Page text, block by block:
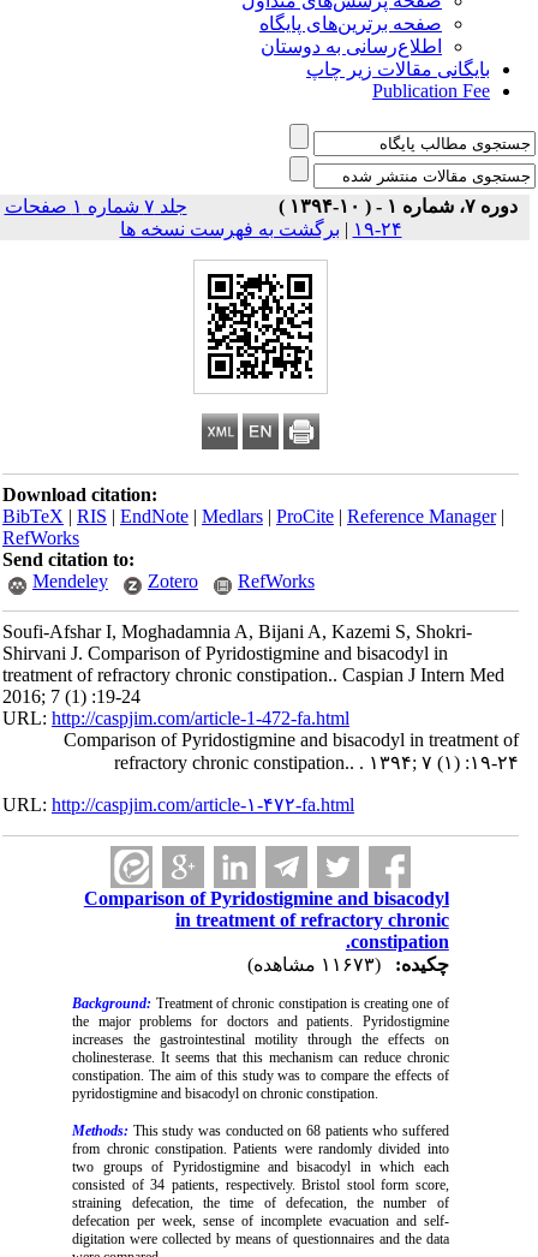
صفحه برترین‌های پایگاه
اطلاع‌رسانی به دوستان
بایگانی مقالات زیر چاپ
Publication Fee
دوره ۷، شماره ۱ - ( ۱۰-۱۳۹۴ )
جلد ۷ شماره ۱ صفحات
۲۴-۱۹
| برگشت به فهرست نسخه ها
Download citation:
BibTeX|RIS|EndNote|Medlars|ProCite|Reference Manager
RefWorks
Send citation to:
Mendeley
Zotero RefWorks
Soufi-Afshar I, Moghadamnia A, Bijani A, Kazemi S, Shokri-
Shirvani J. Comparison of Pyridostigmine and bisacodyl in
treatment of refractory chronic constipation.. Caspian J Intern Med
2016; 7 (1) :19-24
URL:http://caspjim.com/article-1-472-fa.html
Comparison of Pyridostigmine and bisacodyl in treatment of
refractory chronic constipation.. . ۱۳۹۴; ۷ (۱) :۱۹-۲۴
URL:http://caspjim.com/article-۱-۴۷۲-fa.html
Comparison of Pyridostigmine and bisacodyl
in treatment of refractory chronic
constipation.
چکیده:
Background:Treatment of chronic constipation is creating one of
the major problems for doctors and patients. Pyridostigmine
increases the gastrointestinal motility through the effects on
cholinesterase. It seems that this mechanism can reduce chronic
constipation. The aim of this study was to compare the effects of
pyridostigmine and bisacodyl on chronic constipation.
Methods:This study was conducted on 68 patients who suffered
from chronic constipation. Patients were randomly divided into
two groups of Pyridostigmine and bisacodyl in which each
consisted of 34 patients, respectively. Bristol stool form score,
straining defecation, the time of defecation, the number of
defecation per week, sense of incomplete evacuation and self-
digitation were collected by means of questionnaires and the data